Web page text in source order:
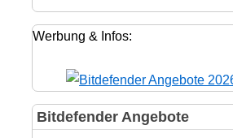
Werbung & Infos:
Bitdefender Angebote